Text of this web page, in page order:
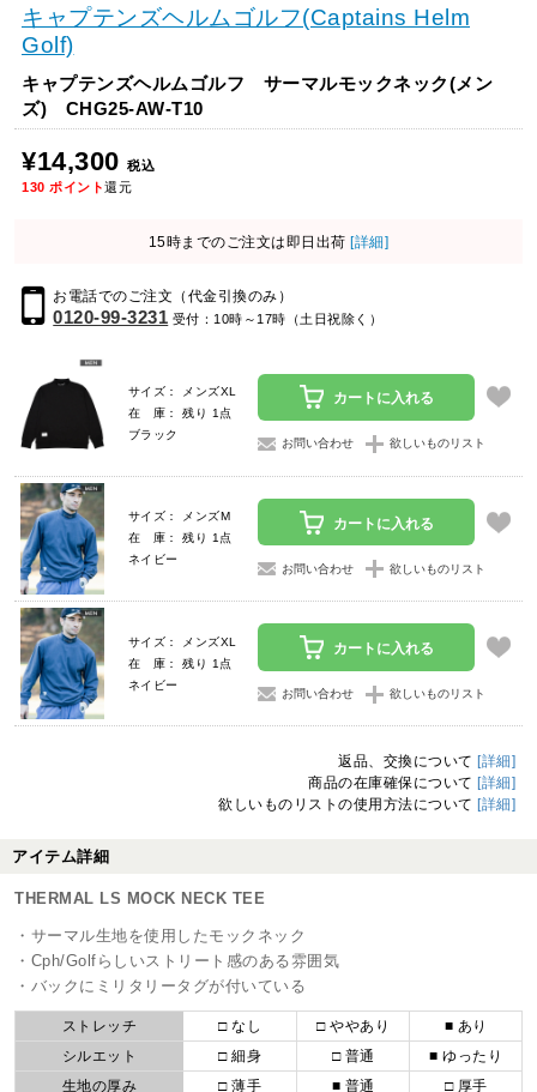
キャプテンズヘルムゴルフ(Captains Helm
Golf)
キャプテンズヘルムゴルフ サーマルモックネック(メン
ズ) CHG25-AW-T10
¥14,300 税込
130 ポイント還元
15時までのご注文は即日出荷 [詳細]
お電話でのご注文（代金引換のみ）
0120-99-3231 受付：10時～17時（土日祝除く）
サイズ： メンズXL
在 庫： 残り 1点
ブラック
カートに入れる
お問い合わせ 欲しいものリスト
サイズ： メンズM
在 庫： 残り 1点
ネイビー
カートに入れる
お問い合わせ 欲しいものリスト
サイズ： メンズXL
在 庫： 残り 1点
ネイビー
カートに入れる
お問い合わせ 欲しいものリスト
返品、交換について [詳細]
商品の在庫確保について [詳細]
欲しいものリストの使用方法について [詳細]
アイテム詳細
THERMAL LS MOCK NECK TEE
・サーマル生地を使用したモックネック
・Cph/Golfらしいストリート感のある雰囲気
・バックにミリタリータグが付いている
ストレッチ □ なし □ ややあり
■ あり
シルエット
□ 細身 □ 普通
■ ゆったり
生地の厚み
□ 薄手 ■ 普通 □ 厚手